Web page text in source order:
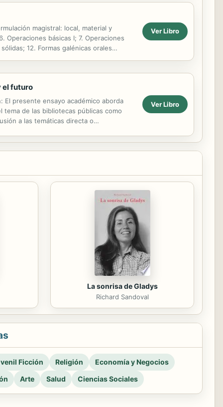
magistral: local, material y
básicas I; 7. Operaciones
12. Formas galénicas orales
Ver Libro
el futuro
El presente ensayo académico aborda
de las bibliotecas públicas como
a las temáticas directa o
Ver Libro
La sonrisa de Gladys
Richard Sandoval
Ficción Religión
Economía y Negocios
Arte Salud Ciencias Sociales